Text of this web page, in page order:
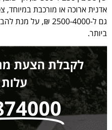
אדנית ארוכה או מורכבת במיוחד,
גם ל-2500-4000 ₪,
ביותר.
לקבלת הצעת
עלות